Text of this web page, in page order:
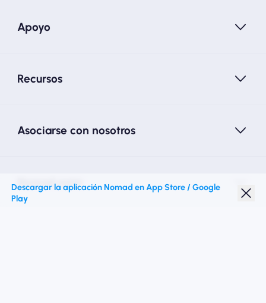
Apoyo
Recursos
Asociarse con nosotros
Nomad esim
Descargar la aplicación Nomad en App Store / Google
Play